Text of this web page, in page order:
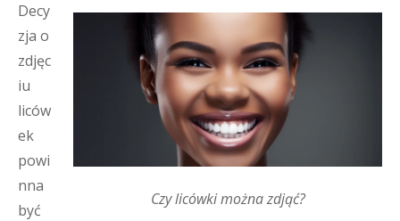
Czy licówki można zdjąć?
Decy
zja o
zdjęc
iu
liców
ek
powi
nna
być